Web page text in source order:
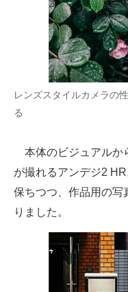
レンズスタイルカメラの
る
本体のビジュアルか
が撮れるアンデジ2
保ちつつ、作品用の写
りました。